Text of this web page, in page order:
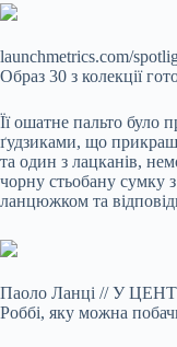
launchmetrics.com/
Образ 30 з колекції
Її ошатне пальто було
ґудзиками, що
та один з лацканів,
чорну стьобану сумку
ланцюжком та
Паоло Ланці // У
Роббі, яку можна